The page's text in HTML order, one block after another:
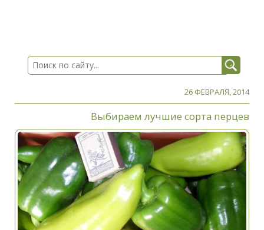
26 ФЕВРАЛЯ, 2014
Выбираем лучшие сорта перцев